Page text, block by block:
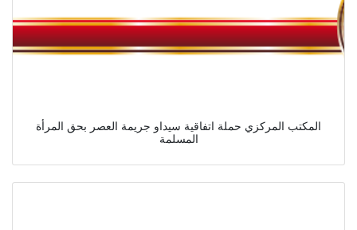
المكتب المركزي حملة اتفاقية سيداو جريمة العصر بحق المرأة
المسلمة